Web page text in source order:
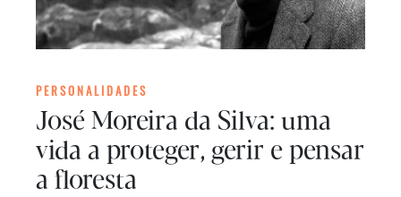
PERSONALIDADES
José Moreira da Silva: uma
vida a proteger, gerir e pensar
a floresta